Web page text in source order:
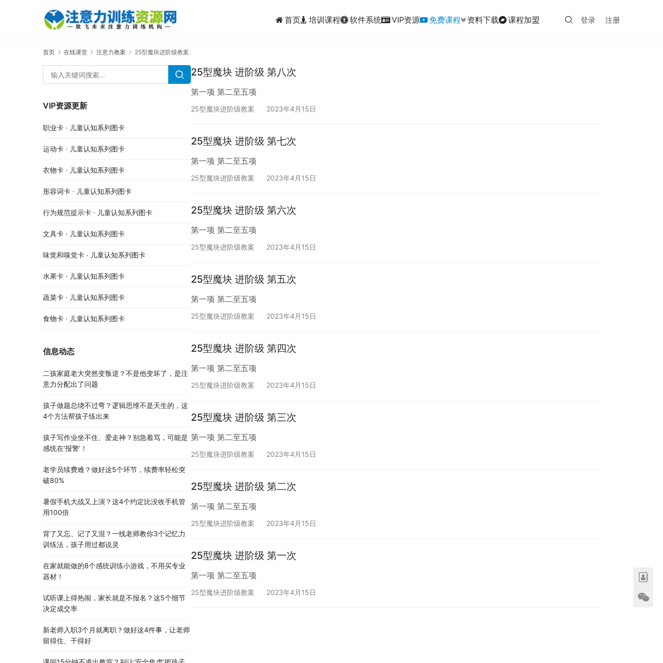
首页 培训课程 软件系统 VIP资源 免费课程 资料下载 课程加盟 登录 注册
首页 在线课堂 注意力教案 25型魔块进阶级教案
25型魔块 进阶级 第八次
第一项 第二至五项
25型魔块进阶级教案 2023年4月15日
25型魔块 进阶级 第七次
第一项 第二至五项
25型魔块进阶级教案 2023年4月15日
25型魔块 进阶级 第六次
第一项 第二至五项
25型魔块进阶级教案 2023年4月15日
25型魔块 进阶级 第五次
第一项 第二至五项
25型魔块进阶级教案 2023年4月15日
25型魔块 进阶级 第四次
第一项 第二至五项
25型魔块进阶级教案 2023年4月15日
25型魔块 进阶级 第三次
第一项 第二至五项
25型魔块进阶级教案 2023年4月15日
25型魔块 进阶级 第二次
第一项 第二至五项
25型魔块进阶级教案 2023年4月15日
25型魔块 进阶级 第一次
第一项 第二至五项
25型魔块进阶级教案 2023年4月15日
VIP资源更新
职业卡 · 儿童认知系列图卡
运动卡 · 儿童认知系列图卡
衣物卡 · 儿童认知系列图卡
形容词卡 · 儿童认知系列图卡
行为规范提示卡 · 儿童认知系列图卡
文具卡 · 儿童认知系列图卡
味觉和嗅觉卡 · 儿童认知系列图卡
水果卡 · 儿童认知系列图卡
蔬菜卡 · 儿童认知系列图卡
食物卡 · 儿童认知系列图卡
信息动态
二孩家庭老大突然变叛逆？不是他变坏了，是注
意力分配出了问题
孩子做题总绕不过弯？逻辑思维不是天生的，这
4个方法帮孩子练出来
孩子写作业坐不住、爱走神？别急着骂，可能是
感统在’报警’！
老学员续费难？做好这5个环节，续费率轻松突
破80%
暑假手机大战又上演？这4个约定比没收手机管
用100倍
背了又忘、记了又混？一线老师教你3个记忆力
训练法，孩子用过都说灵
在家就能做的8个感统训练小游戏，不用买专业
器材！
试听课上得热闹，家长就是不报名？这5个细节
决定成交率
新老师入职3个月就离职？做好这4件事，让老师
留得住、干得好